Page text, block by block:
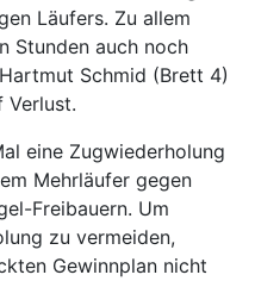
Läufers. Zu allem
Stunden auch noch
Schmid (Brett 4)
eine Zugwiederholung
Mehrläufer gegen
Freibauern. Um
zu vermeiden,
Gewinnplan nicht